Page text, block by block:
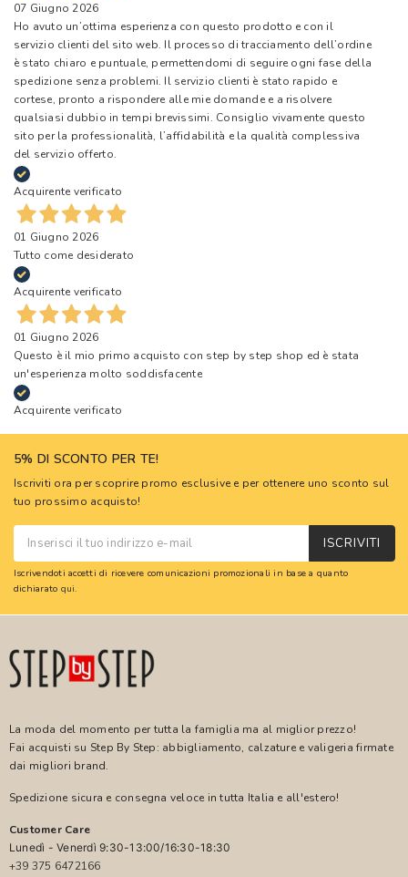
07 Giugno 2026
Ho avuto un’ottima esperienza con questo prodotto e con il
servizio clienti del sito web. Il processo di tracciamento dell’ordine
è stato chiaro e puntuale, permettendomi di seguire ogni fase della
spedizione senza problemi. Il servizio clienti è stato rapido e
cortese, pronto a rispondere alle mie domande e a risolvere
qualsiasi dubbio in tempi brevissimi. Consiglio vivamente questo
sito per la professionalità, l’affidabilità e la qualità complessiva
del servizio offerto.
Acquirente verificato
01 Giugno 2026
Tutto come desiderato
Acquirente verificato
01 Giugno 2026
Questo è il mio primo acquisto con step by step shop ed è stata
un'esperienza molto soddisfacente
Acquirente verificato
5% DI SCONTO PER TE!
Iscriviti ora per scoprire promo esclusive e per ottenere uno sconto sul
tuo prossimo acquisto!
ISCRIVITI
Iscrivendoti accetti di ricevere comunicazioni promozionali in base a quanto
dichiarato qui.
La moda del momento per tutta la famiglia ma al miglior prezzo!
Fai acquisti su Step By Step: abbigliamento, calzature e valigeria firmate
dai migliori brand.
Spedizione sicura e consegna veloce in tutta Italia e all'estero!
Customer Care
Lunedì - Venerdì 9:30-13:00/16:30-18:30
+39 375 6472166